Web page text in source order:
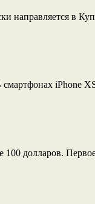
направляется в
смартфонах iPhone
долларов.